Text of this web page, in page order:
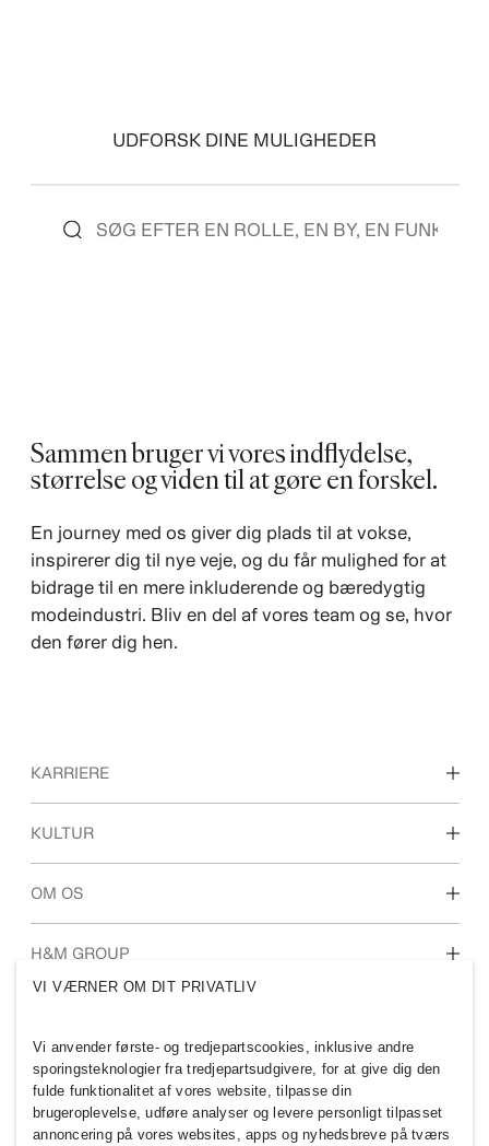
UDFORSK DINE MULIGHEDER
Sammen bruger vi vores indflydelse,
størrelse og viden til at gøre en forskel.
En journey med os giver dig plads til at vokse,
inspirerer dig til nye veje, og du får mulighed for at
bidrage til en mere inkluderende og bæredygtig
modeindustri. Bliv en del af vores team og se, hvor
den fører dig hen.
KARRIERE
Karrieremuligheder
KULTUR
Vores kultur og fordele
OM OS
Hvem er vi
Bæredygtighed
H&M GROUP
VI VÆRNER OM DIT PRIVATLIV
Vi anvender første- og tredjepartscookies, inklusive andre
sporingsteknologier fra tredjepartsudgivere, for at give dig den
fulde funktionalitet af vores website, tilpasse din
brugeroplevelse, udføre analyser og levere personligt tilpasset
annoncering på vores websites, apps og nyhedsbreve på tværs